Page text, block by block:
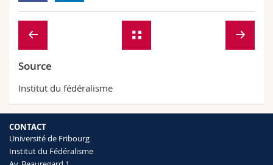
Source
Institut du fédéralisme
CONTACT
Université de Fribourg
Institut du Fédéralisme